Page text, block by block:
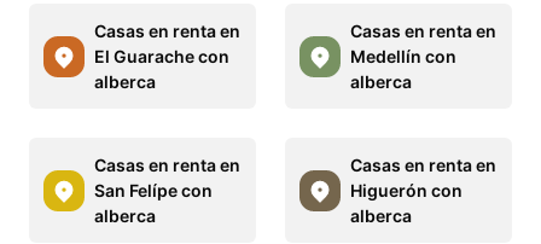
Casas en renta en
El Guarache con
alberca
Casas en renta en
Medellín con
alberca
Casas en renta en
San Felípe con
alberca
Casas en renta en
Higuerón con
alberca